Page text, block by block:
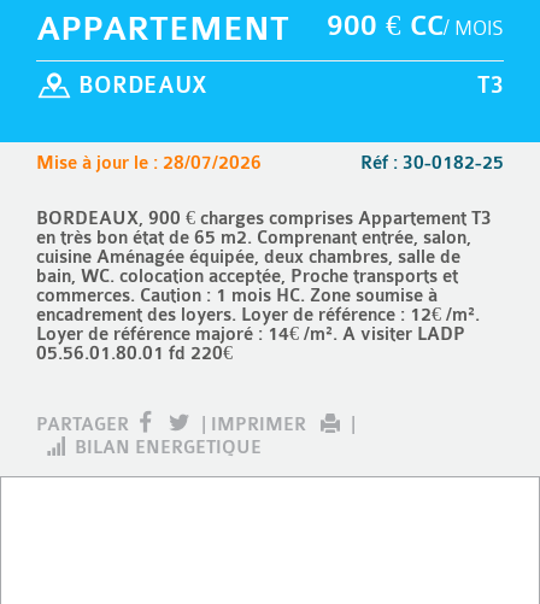
900 € CC/ MOIS
APPARTEMENT
T3
BORDEAUX
Réf : 30-0182-25
Mise à jour le : 28/07/2026
BORDEAUX, 900 € charges comprises Appartement T3
en très bon état de 65 m2. Comprenant entrée, salon,
cuisine Aménagée équipée, deux chambres, salle de
bain, WC. colocation acceptée, Proche transports et
commerces. Caution : 1 mois HC. Zone soumise à
encadrement des loyers. Loyer de référence : 12€ /m².
Loyer de référence majoré : 14€ /m². A visiter LADP
05.56.01.80.01 fd 220€
PARTAGER IMPRIMER
BILAN ENERGETIQUE